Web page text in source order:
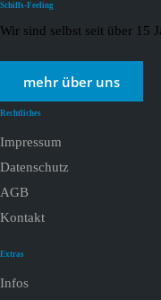
Schiffs-Feeling
Wir sind selbst seit über 15
mehr über uns
Rechtliches
Impressum
Datenschutz
AGB
Kontakt
Extras
Infos